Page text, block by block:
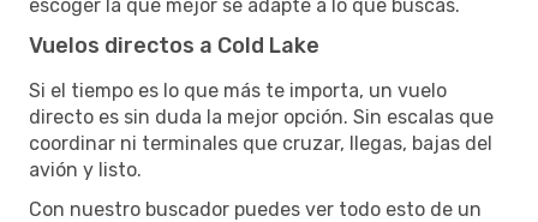
escoger la que mejor se adapte a lo que buscas.
Vuelos directos a Cold Lake
Si el tiempo es lo que más te importa, un vuelo
directo es sin duda la mejor opción. Sin escalas que
coordinar ni terminales que cruzar, llegas, bajas del
avión y listo.
Con nuestro buscador puedes ver todo esto de un